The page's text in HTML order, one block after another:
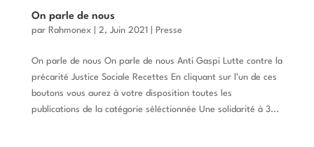
On parle de nous
par Rahmonex| 2, Juin 2021 Presse
On parle de nous On parle de nous Anti Gaspi Lutte contre la
précarité Justice Sociale Recettes En cliquant sur l’un de ces
boutons vous aurez à votre disposition toutes les
publications de la catégorie séléctionnée Une solidarité à 3...